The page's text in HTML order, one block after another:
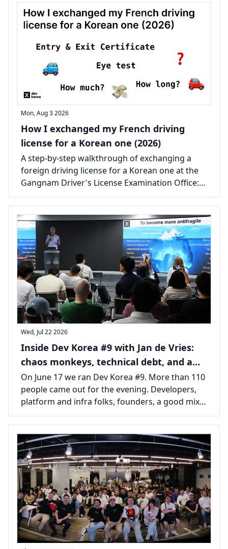
Mon, Aug 3 2026
How I exchanged my French driving
license for a Korean one (2026)
A step-by-step walkthrough of exchanging a
foreign driving license for a Korean one at the
Gangnam Driver's License Examination Office:
the documents, the real costs, and the one
certificate that catches most people out.
Wed, Jul 22 2026
Inside Dev Korea #9 with Jan de Vries:
chaos monkeys, technical debt, and a
packed room in Seoul
On June 17 we ran Dev Korea #9. More than 110
people came out for the evening. Developers,
platform and infra folks, founders, a good mix
from across the Seoul tech scene, all there for
one long talk and the usual tail of conversations
afterward.